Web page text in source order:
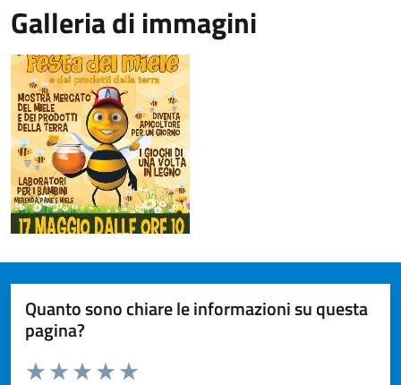
Galleria di immagini
Quanto sono chiare le informazioni su questa
pagina?
Valuta da 1 a 5 stelle la pagina